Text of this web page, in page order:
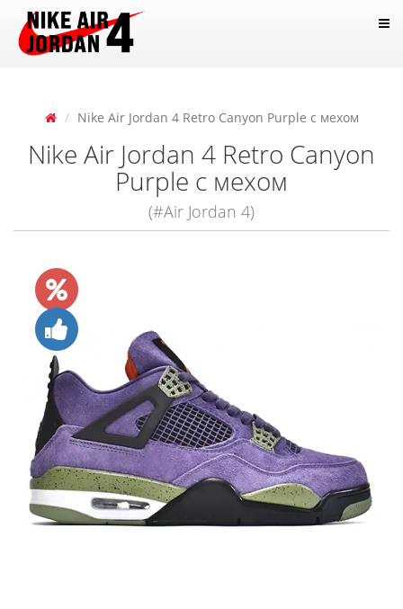
Nike Air Jordan 4 Retro Canyon Purple с мехом
Nike Air Jordan 4 Retro Canyon
Purple с мехом
(#Air Jordan 4)